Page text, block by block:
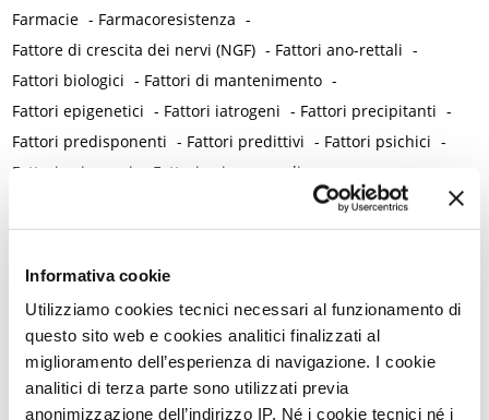
Informativa cookie
Utilizziamo cookies tecnici necessari al funzionamento di
questo sito web e cookies analitici finalizzati al
miglioramento dell’esperienza di navigazione. I cookie
analitici di terza parte sono utilizzati previa
anonimizzazione dell’indirizzo IP. Né i cookie tecnici né i
Farmacie - Farmacoresistenza -
Fattore di crescita dei nervi (NGF) - Fattori ano-rettali -
Fattori biologici - Fattori di mantenimento -
Fattori epigenetici - Fattori iatrogeni - Fattori precipitanti -
Fattori predisponenti - Fattori predittivi - Fattori psichici -
Fattori psicogeni
Fattori psicosessuali
-Fattori vasoattivi -
Fecondazione assistita -Fenotipizzazione del dolore -
Fibromialgia giovanile
Fisioterapia -Fitoestrogeni
Fitoterapia -Fluconazolo -Fluoxetina -Fobia - Follow up
Formazione medica -Frattura del femore -